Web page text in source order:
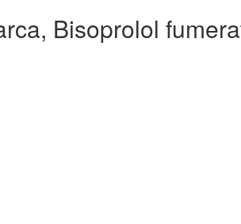
Bisoprolol